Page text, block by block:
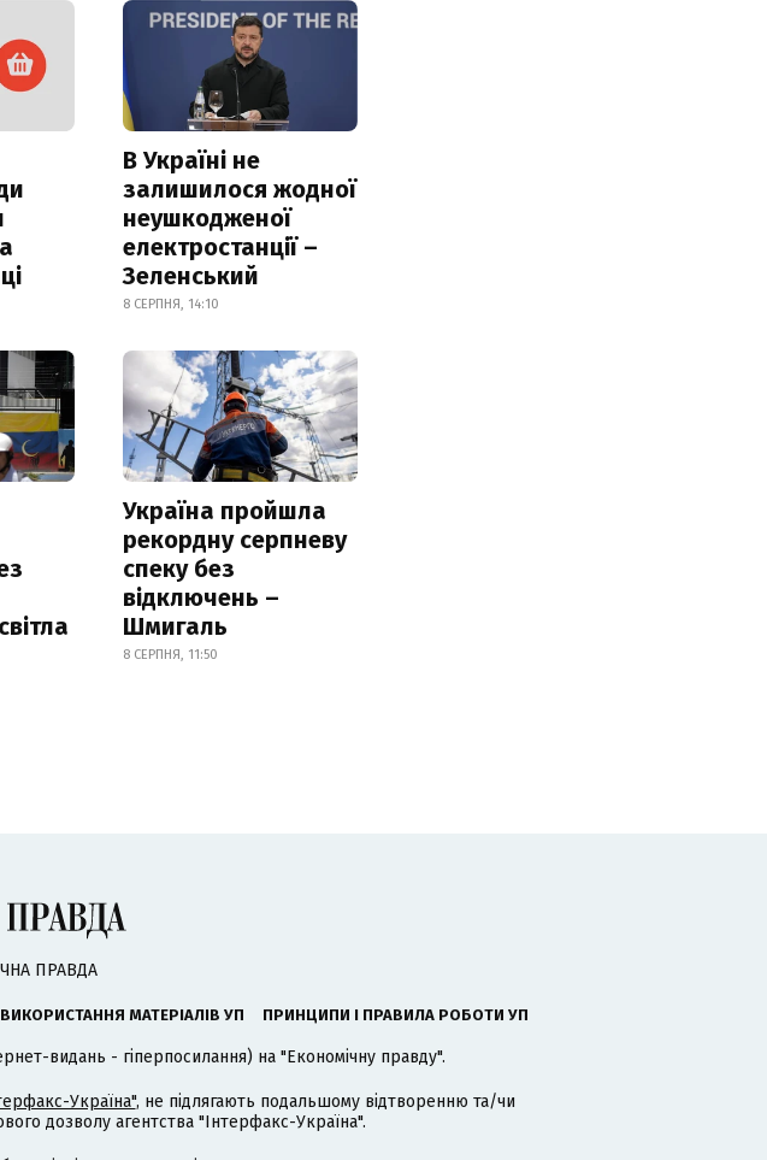
В Україні не
залишилося жодної
неушкодженої
електростанції –
Зеленський
8 СЕРПНЯ, 14:10
Україна пройшла
рекордну серпневу
спеку без
відключень –
Шмигаль
8 СЕРПНЯ, 11:50
ПРАВДА
МАТЕРІАЛІВ УП ПРИНЦИПИ І ПРАВИЛА РОБОТИ УП
видань - гіперпосилання) на "Економічну правду".
Україна", не підлягають подальшому відтворенню та/чи
дозволу агентства "Інтерфакс-Україна".